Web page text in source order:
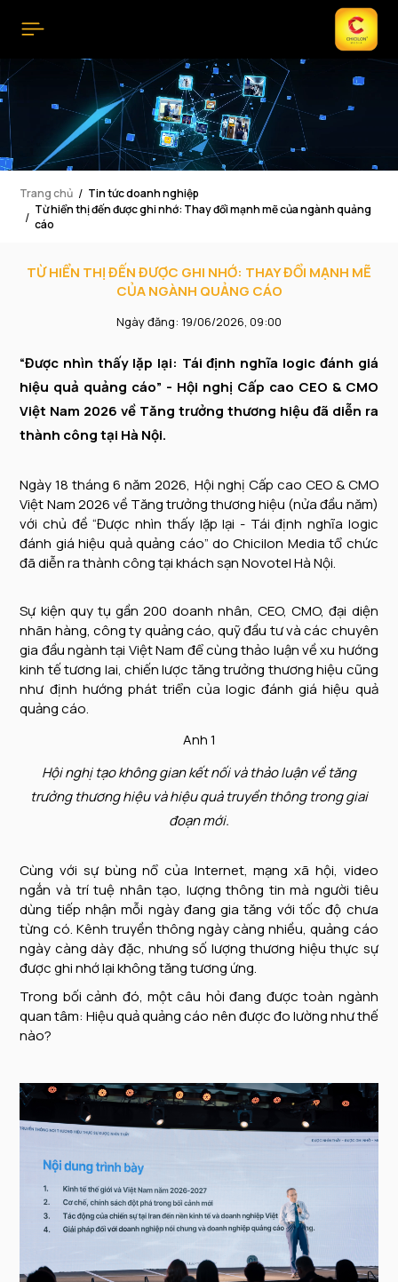
Trang chủ
Tin tức doanh nghiệp
Từ hiển thị đến được ghi nhớ: Thay đổi mạnh mẽ của ngành quảng
cáo
TỪ HIỂN THỊ ĐẾN ĐƯỢC GHI NHỚ: THAY ĐỔI MẠNH MẼ
CỦA NGÀNH QUẢNG CÁO
Ngày đăng: 19/06/2026, 09:00
“Được nhìn thấy lặp lại: Tái định nghĩa logic đánh giá
hiệu quả quảng cáo” - Hội nghị Cấp cao CEO & CMO
Việt Nam 2026 về Tăng trưởng thương hiệu đã diễn ra
thành công tại Hà Nội.
Ngày 18 tháng 6 năm 2026, Hội nghị Cấp cao CEO & CMO
Việt Nam 2026 về Tăng trưởng thương hiệu (nửa đầu năm)
với chủ đề “Được nhìn thấy lặp lại - Tái định nghĩa logic
đánh giá hiệu quả quảng cáo” do Chicilon Media tổ chức
đã diễn ra thành công tại khách sạn Novotel Hà Nội.
Sự kiện quy tụ gần 200 doanh nhân, CEO, CMO, đại diện
nhãn hàng, công ty quảng cáo, quỹ đầu tư và các chuyên
gia đầu ngành tại Việt Nam để cùng thảo luận về xu hướng
kinh tế tương lai, chiến lược tăng trưởng thương hiệu cũng
như định hướng phát triển của logic đánh giá hiệu quả
quảng cáo.
Hội nghị tạo không gian kết nối và thảo luận về tăng
trưởng thương hiệu và hiệu quả truyền thông trong giai
đoạn mới.
Cùng với sự bùng nổ của Internet, mạng xã hội, video
ngắn và trí tuệ nhân tạo, lượng thông tin mà người tiêu
dùng tiếp nhận mỗi ngày đang gia tăng với tốc độ chưa
từng có. Kênh truyền thông ngày càng nhiều, quảng cáo
ngày càng dày đặc, nhưng số lượng thương hiệu thực sự
được ghi nhớ lại không tăng tương ứng.
Trong bối cảnh đó, một câu hỏi đang được toàn ngành
quan tâm: Hiệu quả quảng cáo nên được đo lường như thế
nào?